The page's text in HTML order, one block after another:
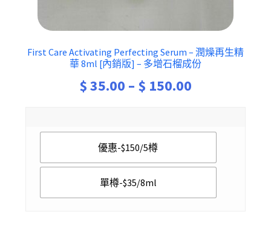
First Care Activating Perfecting Serum – 潤燥再生精
華 8ml [內銷版] – 多增石榴成份
$35.00 – $ 150.00
$ 35.00
優惠-$150/5樽
單樽-$35/8ml